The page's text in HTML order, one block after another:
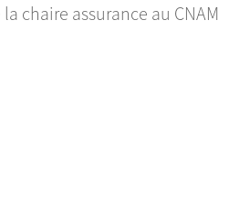
chaire assurance au CNAM